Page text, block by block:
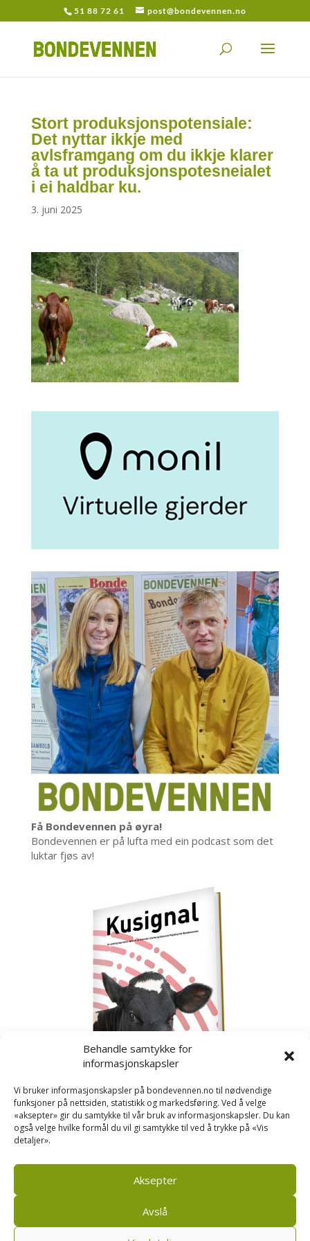
Behandle samtykke for
informasjonskapsler
Vi bruker informasjonskapsler på bondevennen.no til nødvendige
funksjoner på nettsiden, statistikk og markedsføring. Ved å velge
«aksepter» gir du samtykke til vår bruk av informasjonskapsler. Du kan
også velge hvilke formål du vil gi samtykke til ved å trykke på «Vis
detaljer».
Aksepter
Avslå
51 88 72 61 post@bondevennen.no
Stort produksjonspotensiale:
Det nyttar ikkje med
avlsframgang om du ikkje klarer
å ta ut produksjonspotesneialet
i ei haldbar ku.
3. juni 2025
Få Bondevennen på øyra!
Bondevennen er på lufta med ein podcast som det
luktar fjøs av!
Kusignal